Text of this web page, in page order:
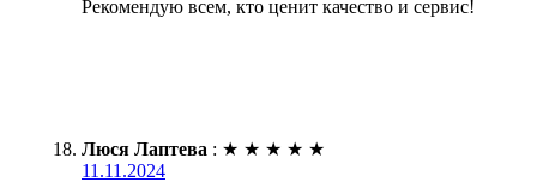
Рекомендую всем, кто ценит качество и сервис!
Люся Лаптева : ★ ★ ★ ★ ★
11.11.2024